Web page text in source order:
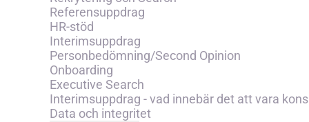
Referensuppdrag
HR-stöd
Interimsuppdrag
Personbedömning/Second Opinion
Onboarding
Executive Search
Interimsuppdrag - vad innebär det att vara
Data och integritet